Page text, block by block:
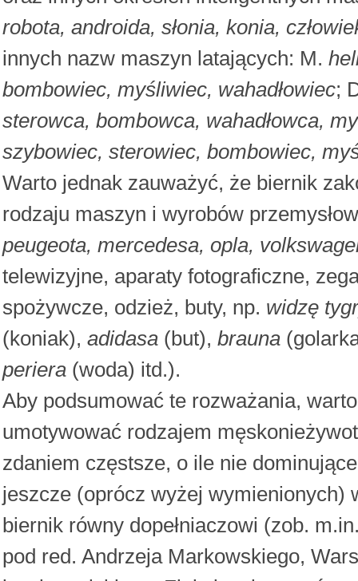
robota, androida, słonia, konia,
innych nazw maszyn latających: M.
bombowiec, myśliwiec, wahadłowiec;
sterowca, bombowca, wahadłowca,
szybowiec, sterowiec, bombowiec,
Warto jednak zauważyć, że biernik
rodzaju maszyn i wyrobów
peugeota, mercedesa, opla,
telewizyjne, aparaty fotograficzne,
spożywcze, odzież, buty, np. widzę
(koniak), adidasa (but), brauna
periera (woda) itd.).
Aby podsumować te rozważania,
umotywować rodzajem
zdaniem częstsze, o ile nie
jeszcze (oprócz wyżej wymienionych)
biernik równy dopełniaczowi (zob.
pod red. Andrzeja Markowskiego,